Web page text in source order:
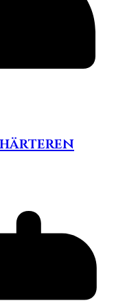
härteren